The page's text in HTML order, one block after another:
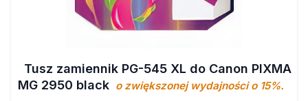
Tusz zamiennik PG-545 XL do Canon PIXMA
MG 2950 black o zwiększonej wydajności o 15%.